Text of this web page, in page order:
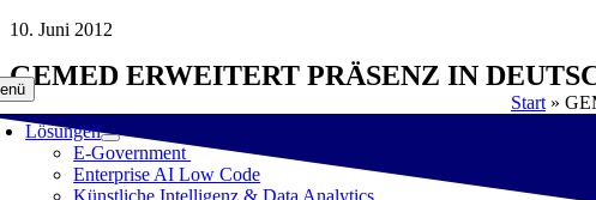
Zum
springen
Lösungen
E-Government
Enterprise AI Low Code
Künstliche Intelligenz & Data Analytics
10. Juni 2012
GEMED ERWEITERT PRÄSENZ IN
Start »